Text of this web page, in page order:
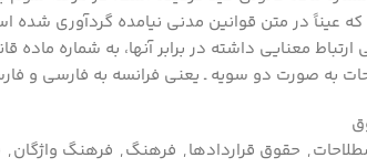
که عیناً در متن قوانین مدنی نیامده گردآوری شده
ارتباط معنایی داشته در برابر آنها، به شماره ماده
به صورت دو سویه ـ یعنی فرانسه به فارسی و
, حقوق قراردادها, فرهنگ, فرهنگ واژگان,